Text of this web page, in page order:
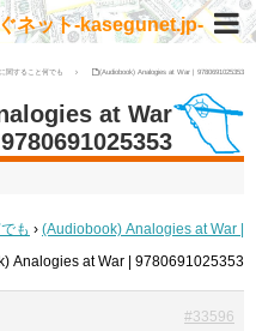
ネット-kasegunet.jp-
関すること何でも (Audiobook) Analogies at War | 9780691025353
at War
| 9780691025353
も › (Audiobook) Analogies at War |
Analogies at War | 9780691025353
#33596